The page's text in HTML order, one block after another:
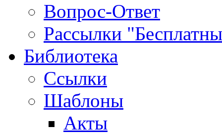
Вопрос-Ответ
Рассылки
Библиотека
Ссылки
Шаблоны
Акты